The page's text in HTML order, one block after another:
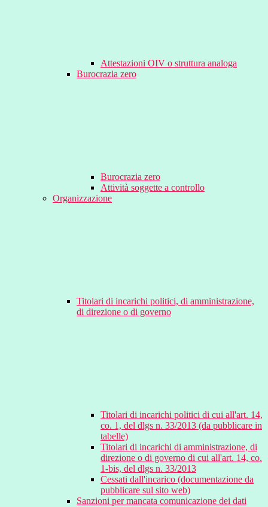
Attestazioni OIV o struttura analoga
Burocrazia zero
Burocrazia zero
Attività soggette a controllo
Organizzazione
Titolari di incarichi politici, di amministrazione,
di direzione o di governo
Titolari di incarichi politici di cui all'art. 14,
co. 1, del dlgs n. 33/2013 (da pubblicare in
tabelle)
Titolari di incarichi di amministrazione, di
direzione o di governo di cui all'art. 14, co.
1-bis, del dlgs n. 33/2013
Cessati dall'incarico (documentazione da
pubblicare sul sito web)
Sanzioni per mancata comunicazione dei dati